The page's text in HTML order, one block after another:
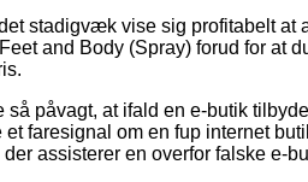
stadigvæk vise sig profitabelt at
and Body (Spray) forud for at
så påvagt, at ifald en e-butik
faresignal om en fup internet
der assisterer en overfor falske e-